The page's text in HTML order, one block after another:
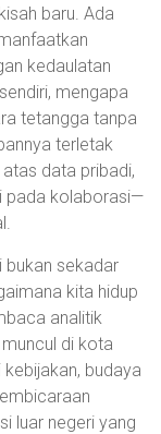
baru. Ada
kedaulatan
mengapa
tetangga tanpa
terletak
data pribadi,
pada kolaborasi—
bukan sekadar
kita hidup
analitik
di kota
budaya
luar negeri yang